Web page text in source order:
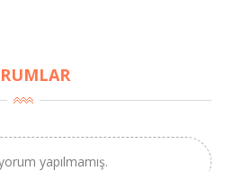
yapılmamış.
×
PLANLI İNDİRİMİ